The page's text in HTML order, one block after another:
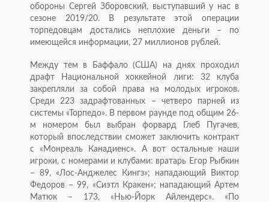
обороны Сергей Зборовский, выступавший у нас в
сезоне 2019/20. В результате этой операции
торпедовцам достались неплохие деньги – по
имеющейся информации, 27 миллионов рублей.
Между тем в Баффало (США) на днях проходил
драфт Национальной хоккейной лиги: 32 клуба
закрепляли за собой права на молодых игроков.
Среди 223 задрафтованных – четверо парней из
системы «Торпедо». В первом раунде под общим 26-
м номером был выбран форвард Глеб Пугачев,
который впоследствии сможет заключить контракт
с «Монреаль Канадиенс». А вот остальные наши
игроки, с номерами и клубами: вратарь Егор Рыбкин
– 89, «Лос-Анджелес Кингз»; нападающий Виктор
Федоров – 99, «Сиэтл Кракен»; нападающий Артем
Матюк – 173, «Нью-Йорк Айлендерс». «По